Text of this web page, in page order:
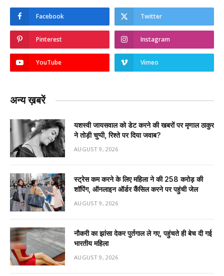
Facebook Twitter
Pinterest Instagram
YouTube Vimeo
अन्य ख़बरें
यशस्वी जायसवाल को डेट करने की खबरों पर मृणाल ठाकुर
ने तोड़ी चुप्पी, रिश्ते पर दिया जवाब?
AUGUST 9, 2026
स्ट्रेस कम करने के लिए महिला ने की ₹258 करोड़ की
शॉपिंग, ऑनलाइन ऑर्डर कैंसिल करने पर पहुंची जेल
AUGUST 9, 2026
नौकरी का झांसा देकर पुर्तगाल ले गए, पहुंचते ही बेच दी गई
भारतीय महिला
AUGUST 9, 2026